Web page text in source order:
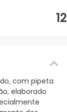
com pipeta
elaborado